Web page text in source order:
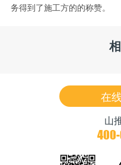
务得到了施工方的的称赞。
在
山